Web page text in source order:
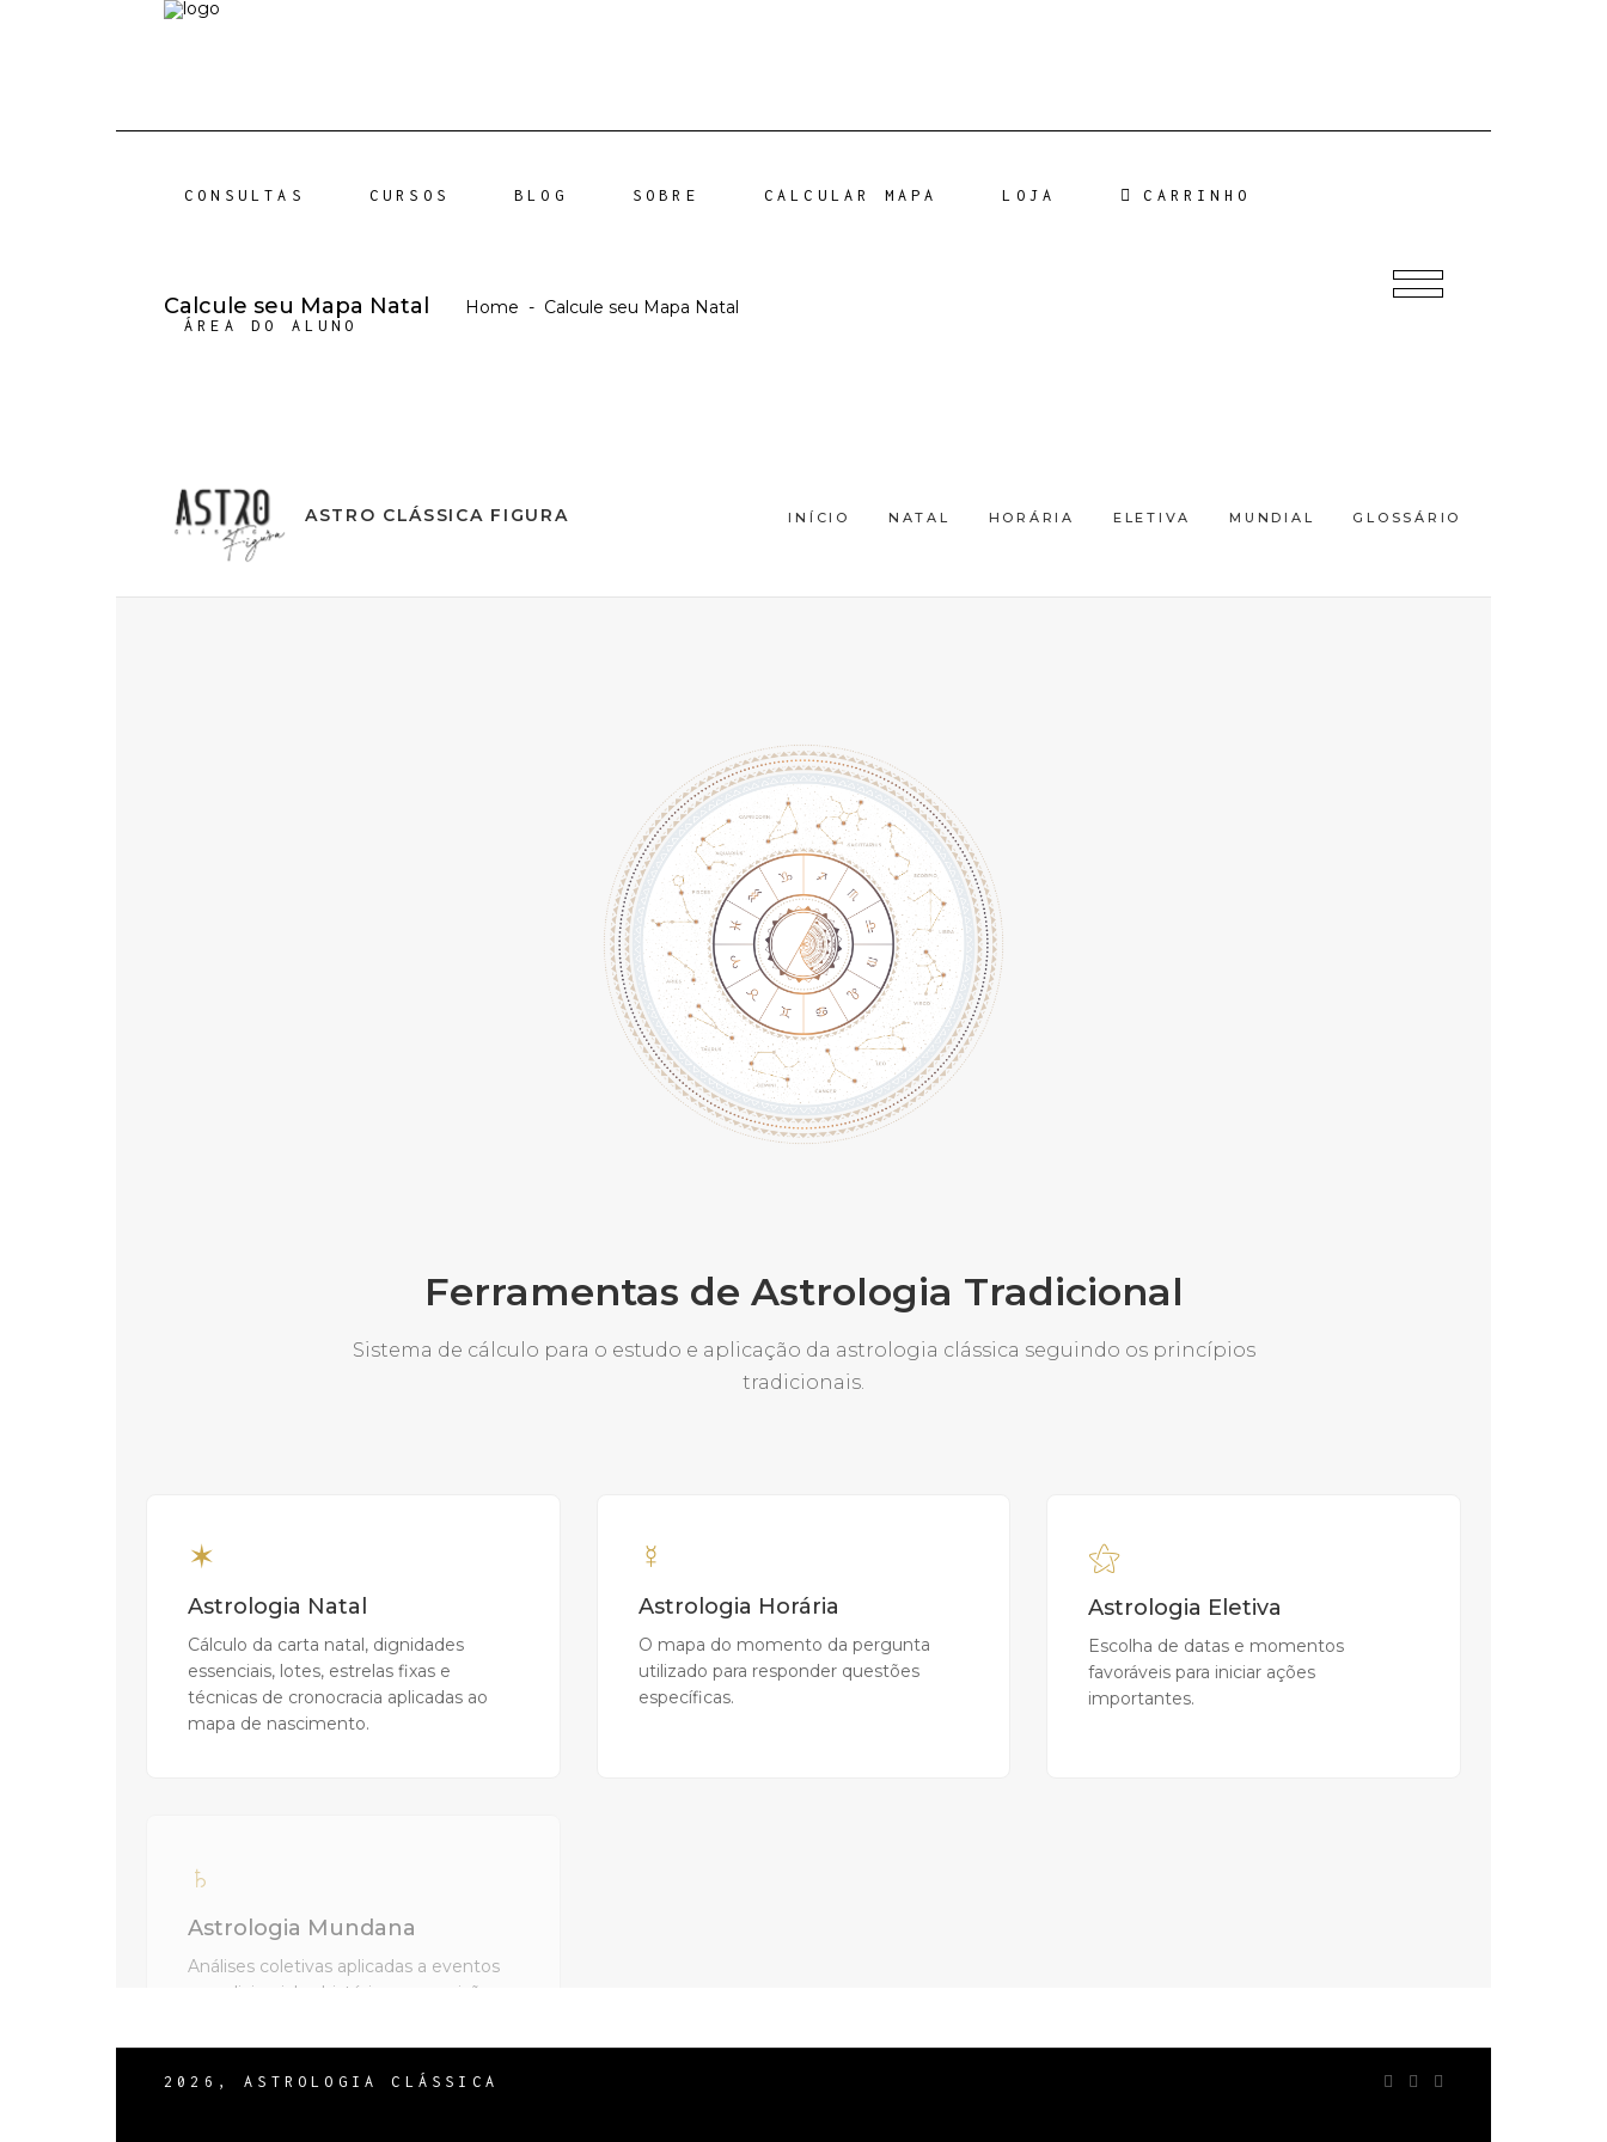
CONSULTAS CURSOS BLOG SOBRE CALCULAR MAPA LOJA CARRINHO
ÁREA DO ALUNO
Calcule seu Mapa Natal Home - Calcule seu Mapa Natal
2026, ASTROLOGIA CLÁSSICA